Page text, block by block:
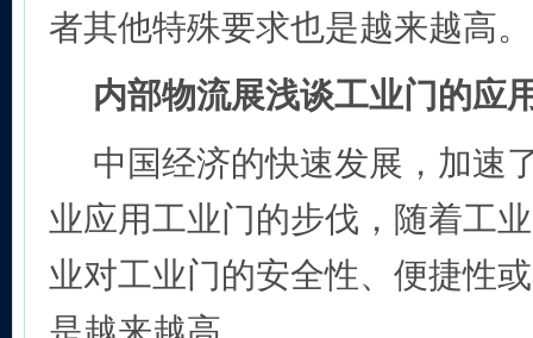
者其他特殊要求也是越来越高。
内部物流展浅谈工业门的应
中国经济的快速发展，加速
业应用工业门的步伐，随着工
业对工业门的安全性、便捷性